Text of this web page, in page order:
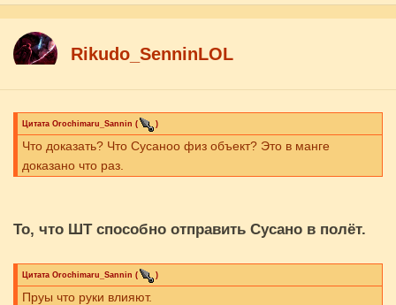
Rikudo_SenninLOL
Цитата Orochimaru_Sannin ( )
Что доказать? Что Сусаноо физ объект? Это в манге
доказано что раз.
То, что ШТ способно отправить Сусано в полёт.
Цитата Orochimaru_Sannin ( )
Пруы что руки влияют.